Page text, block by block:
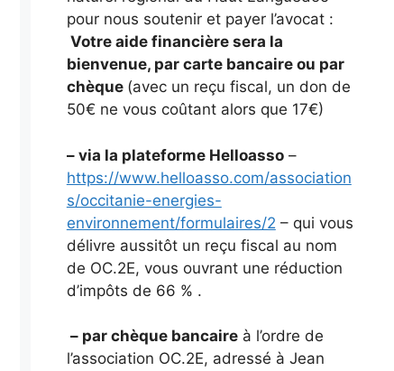
pour nous soutenir et payer l’avocat :
Votre aide financière sera la
bienvenue, par carte bancaire ou par
chèque (avec un reçu fiscal, un don de
50€ ne vous coûtant alors que 17€)
– via la plateforme Helloasso–
https://www.helloasso.com/association
s/occitanie-energies-
environnement/formulaires/2 – qui vous
délivre aussitôt un reçu fiscal au nom
de OC.2E, vous ouvrant une réduction
d’impôts de 66 % .
– par chèque bancaireà l’ordre de
l’association OC.2E, adressé à Jean